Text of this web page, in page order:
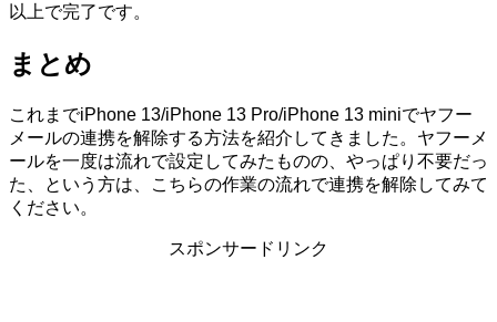
以上で完了です。
まとめ
これまでiPhone 13/iPhone 13 Pro/iPhone 13 miniでヤフー
メールの連携を解除する方法を紹介してきました。ヤフーメ
ールを一度は流れで設定してみたものの、やっぱり不要だっ
た、という方は、こちらの作業の流れで連携を解除してみて
ください。
スポンサードリンク